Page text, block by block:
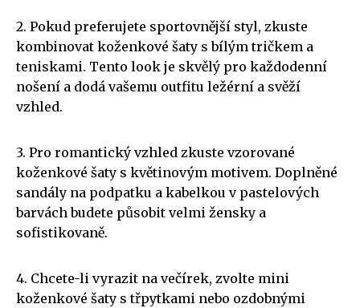
2. Pokud preferujete sportovnější styl, zkuste
kombinovat koženkové šaty s bílým tričkem a
teniskami. Tento look je skvělý pro každodenní
nošení a dodá vašemu outfitu ležérní a svěží
vzhled.
3. Pro romantický vzhled zkuste vzorované
koženkové šaty s květinovým motivem. Doplněné
sandály na podpatku a kabelkou v pastelových
barvách budete působit velmi žensky a
sofistikovaně.
4. Chcete-li vyrazit na večírek, zvolte mini
koženkové šaty s třpytkami nebo ozdobnými